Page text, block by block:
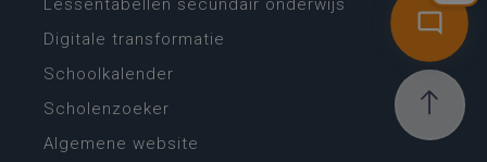
Lessentabellen secundair onderwijs
Digitale transformatie
Schoolkalender
Scholenzoeker
Algemene website